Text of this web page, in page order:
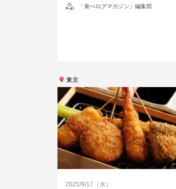
投「食べログマガジン」編集部
東京
2025/9/17（水）